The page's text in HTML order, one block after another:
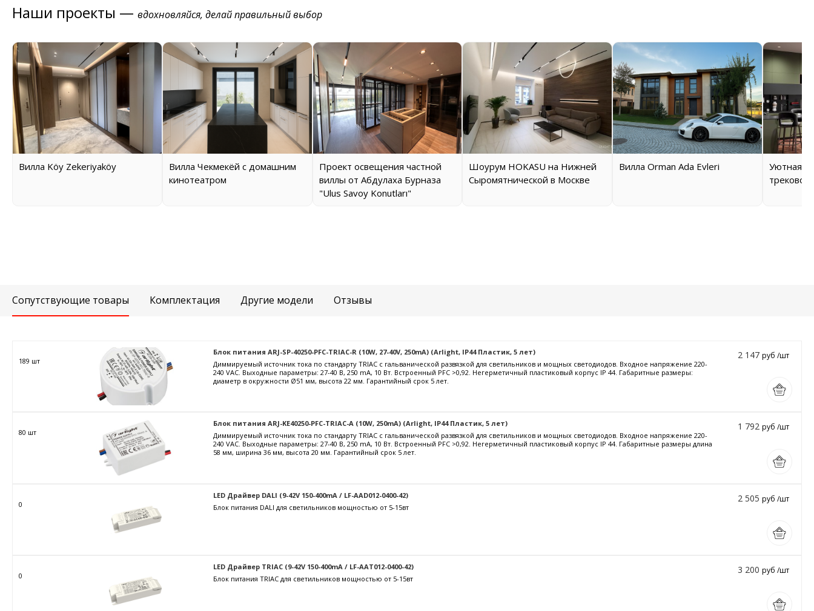
Наши проекты — вдохновляйся, делай правильный выбор
Вилла Köy Zekeriyaköy
Вилла Чекмекёй с домашним
кинотеатром
Проект освещения частной
виллы от Абдулаха Бурназа
"Ulus Savoy Konutları"
Шоурум HOKASU на Нижней
Сыромятнической в Москве
Вилла Orman Ada Evleri
Уютная
трековой
Сопутствующие товары Комплектация Другие модели Отзывы
189 шт
Блок питания ARJ-SP-40250-PFC-TRIAC-R (10W, 27-40V, 250mA) (Arlight, IP44 Пластик, 5 лет)
Диммируемый источник тока по стандарту TRIAC с гальванической развязкой для светильников и мощных светодиодов. Входное напряжение 220-
240 VAC. Выходные параметры: 27-40 В, 250 mА, 10 Вт. Встроенный PFC >0,92. Негерметичный пластиковый корпус IP 44. Габаритные размеры:
диаметр в окружности Ø51 мм, высота 22 мм. Гарантийный срок 5 лет.
2 147 руб /шт
80 шт
Блок питания ARJ-KE40250-PFC-TRIAC-A (10W, 250mA) (Arlight, IP44 Пластик, 5 лет)
Диммируемый источник тока по стандарту TRIAC с гальванической развязкой для светильников и мощных светодиодов. Входное напряжение 220-
240 VAC. Выходные параметры: 27-40 В, 250 mА, 10 Вт. Встроенный PFC >0,92. Негерметичный пластиковый корпус IP 44. Габаритные размеры длина
58 мм, ширина 36 мм, высота 20 мм. Гарантийный срок 5 лет.
1 792 руб /шт
0
LED Драйвер DALI (9-42V 150-400mA / LF-AAD012-0400-42)
Блок питания DALI для светильников мощностью от 5-15вт
2 505 руб /шт
0
LED Драйвер TRIAC (9-42V 150-400mA / LF-AAT012-0400-42)
Блок питания TRIAC для светильников мощностью от 5-15вт
3 200 руб /шт